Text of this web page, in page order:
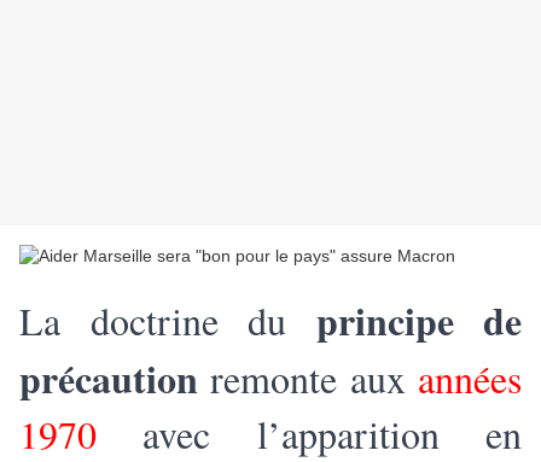
La doctrine du principe de
précaution remonte aux années
1970 avec l’apparition en